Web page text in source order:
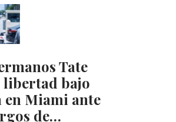
Tate
libertad bajo
en Miami ante
de…